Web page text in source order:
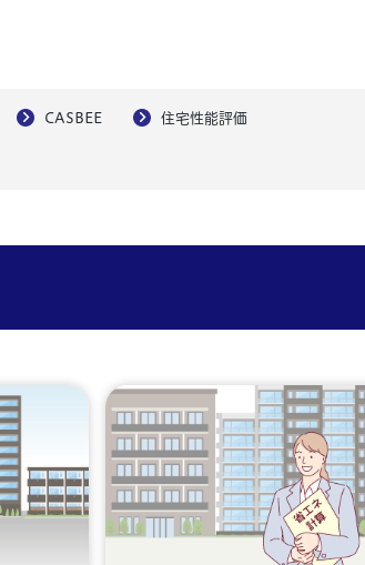
CASBEE 住宅性能評価